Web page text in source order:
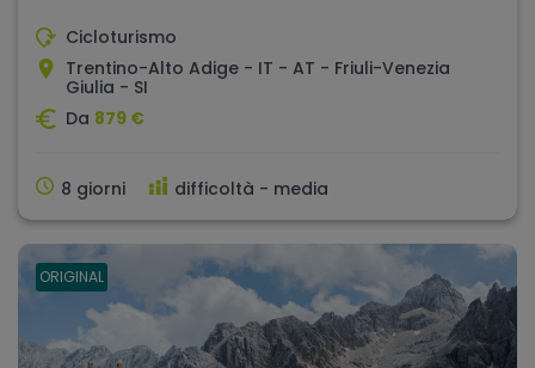
Cicloturismo
Trentino-Alto Adige - IT - AT - Friuli-Venezia
Giulia - SI
Da 879 €
8 giorni difficoltà - media
ORIGINAL